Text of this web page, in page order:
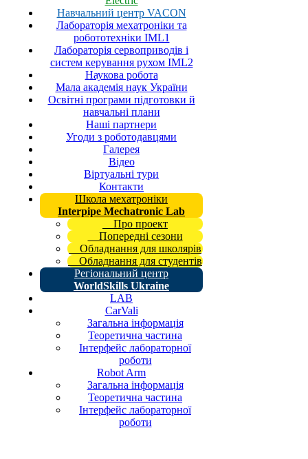
Навчальний центр VACON
Лабораторія мехатроніки та
робототехніки IML1
Лабораторія сервоприводів і
систем керування рухом IML2
Наукова робота
Мала академія наук України
Освітні програми підготовки й
навчальні плани
Наші партнери
Угоди з роботодавцями
Галерея
Відео
Віртуальні тури
Контакти
Школа мехатроніки
Interpipe Mechatronic Lab
Про проект
Попередні сезони
Обладнання для школярів
Обладнання для студентів
Регіональний центр
WorldSkills Ukraine
LAB
CarVali
Загальна інформація
Теоретична частина
Інтерфейс лабораторної
роботи
Robot Arm
Загальна інформація
Теоретична частина
Інтерфейс лабораторної
роботи